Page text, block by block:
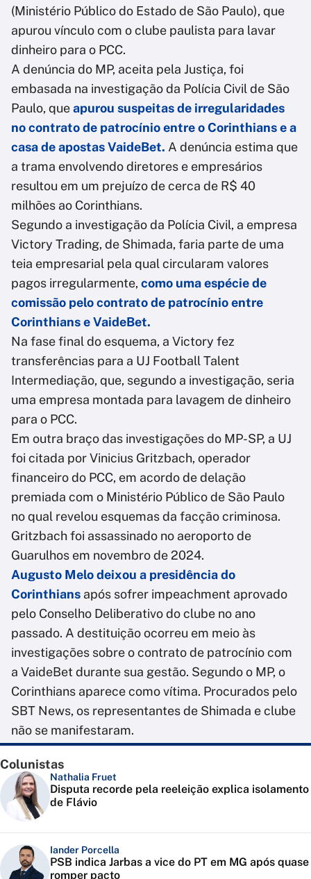
(Ministério Público do Estado de São Paulo), que
apurou vínculo com o clube paulista para lavar
dinheiro para o PCC.
A denúncia do MP, aceita pela Justiça, foi
embasada na investigação da Polícia Civil de São
Paulo, queapurou suspeitas de irregularidades
no contrato de patrocínio entre o Corinthians e a
casa de apostas VaideBet. A denúncia estima que
a trama envolvendo diretores e empresários
resultou em um prejuízo de cerca de R$ 40
milhões ao Corinthians.
Segundo a investigação da Polícia Civil, a empresa
Victory Trading, de Shimada, faria parte de uma
teia empresarial pela qual circularam valores
pagos irregularmente, como uma espécie de
comissão pelo contrato de patrocínio entre
Corinthians e VaideBet.
Na fase final do esquema, a Victory fez
transferências para a UJ Football Talent
Intermediação, que, segundo a investigação, seria
uma empresa montada para lavagem de dinheiro
para o PCC.
Em outra braço das investigações do MP-SP, a UJ
foi citada por Vinicius Gritzbach, operador
financeiro do PCC, em acordo de delação
premiada com o Ministério Público de São Paulo
no qual revelou esquemas da facção criminosa.
Gritzbach foi assassinado no aeroporto de
Guarulhos em novembro de 2024.
Augusto Melo deixou a presidência do
Corinthians após sofrer impeachment aprovado
pelo Conselho Deliberativo do clube no ano
passado. A destituição ocorreu em meio às
investigações sobre o contrato de patrocínio com
a VaideBet durante sua gestão. Segundo o MP, o
Corinthians aparece como vítima. Procurados pelo
SBT News, os representantes de Shimada e clube
não se manifestaram.
Colunistas
Nathalia Fruet
Disputa recorde pela reeleição explica isolamento
de Flávio
Iander Porcella
PSB indica Jarbas a vice do PT em MG após quase
romper pacto